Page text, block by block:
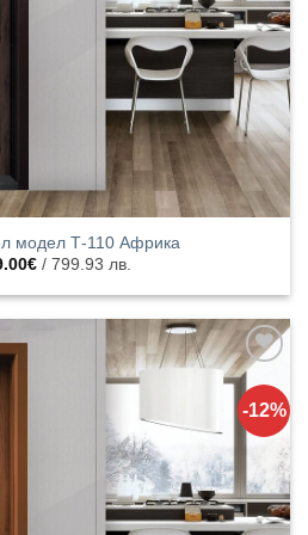
модел Т-110 Африка
€ / 799.93 лв.
е:
799.93
лв..
-12%
Добавяне
към
списъка с
харесани